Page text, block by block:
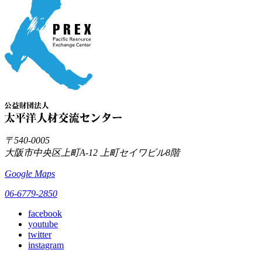
〒540-0005
大阪市中央区上町A-12
上町セイワビル8階
Google Maps
06-6779-2850
facebook
youtube
twitter
instagram